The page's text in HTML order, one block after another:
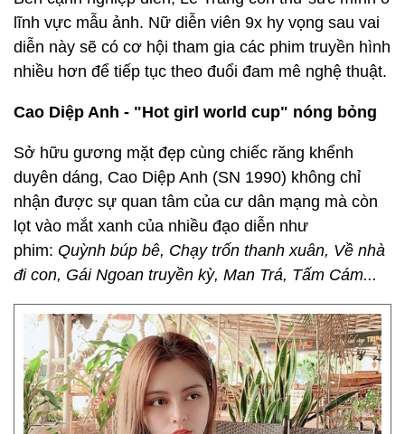
lĩnh vực mẫu ảnh. Nữ diễn viên 9x hy vọng sau vai
diễn này sẽ có cơ hội tham gia các phim truyền hình
nhiều hơn để tiếp tục theo đuổi đam mê nghệ thuật.
Cao Diệp Anh - "Hot girl world cup" nóng bỏng
Sở hữu gương mặt đẹp cùng chiếc răng khểnh
duyên dáng, Cao Diệp Anh (SN 1990) không chỉ
nhận được sự quan tâm của cư dân mạng mà còn
lọt vào mắt xanh của nhiều đạo diễn như
phim: Quỳnh búp bê, Chạy trốn thanh xuân, Về nhà
đi con, Gái Ngoan truyền kỳ, Man Trá, Tấm Cám...